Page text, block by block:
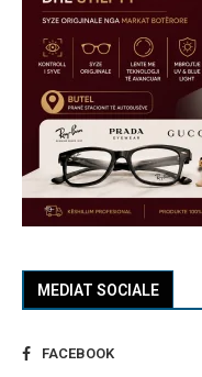
MEDIAT SOCIALE
FACEBOOK